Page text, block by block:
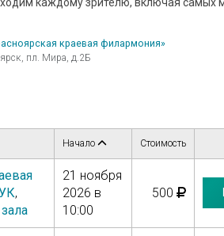
краевая филармония»
пл. Мира, д.2Б
Начало Стоимость
,
21 ноября
2026 в
10:00
500